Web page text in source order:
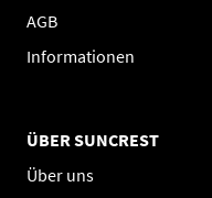
AGB
Informationen
ÜBER SUNCREST
Über uns